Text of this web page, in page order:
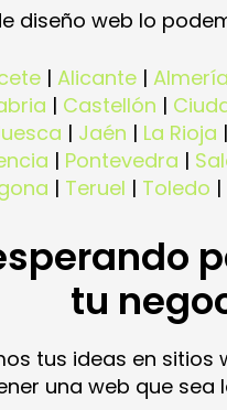
diseño web lo
| Alicante | Almería
| Castellón |
| Jaén | La Rioja |
| Pontevedra |
| Teruel | Toledo |
tu
tus ideas en
una web que